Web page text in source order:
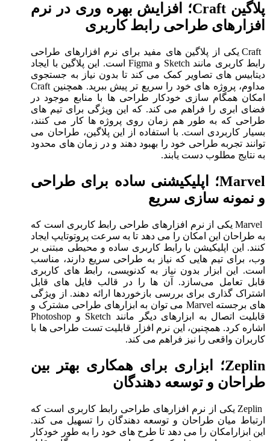
پلاگین Craft؛ افزایش بهره وری در نرم
افزارهای طراحی رابط کاربری
Craft یکی از پلاگین های مفید برای نرم افزارهای طراحی
رابط کاربری مانند Sketch و Figma است. این پلاگین با ایجاد
دیتابیس های تصاویر کمک می کند تا بدون نیاز به جستجوی
مداوم، پروژه های خود را سریع تر پیش ببرید. همچنین Craft
امکان همگام سازی خودکار طراحی ها با منابع موجود در
فضای ابری را فراهم می کند. که این ویژگی برای تیم های
طراحی که به طور هم زمان روی پروژه ها کار می کنند،
بسیار کاربردی است. با استفاده از این پلاگین، طراحان می
توانند تجربه طراحی خود را بهبود دهند و در زمان های محدود
به نتایج مطلوب دست یابند.
Marvel؛ اپلیکیشنی ساده برای طراحی
و نمونه سازی سریع
Marvel یکی از نرم افزارهای طراحی رابط کاربری است که
به طراحان این امکان را می دهد تا به سرعت پروتوتایپ ایجاد
کنند. این اپلیکیشن با رابط کاربری ساده و محیطی مبتنی بر
وب، برای تیم هایی که نیاز به طراحی سریع دارند، مناسب
است. این ابزار بدون نیاز به کدنویسی، رابط های کاربری
قابل تعامل می‌سازد. آن ها را در قالب فایل های قابل
اشتراک گذاری برای بررسی بازخوردها ارائه دهند. از ویژگی
های برجسته Marvel می توان به ابزارهای طراحی مشترک و
قابلیت اتصال به ابزارهای دیگر مانند Sketch و Photoshop
اشاره کرد. همچنین، این نرم افزار قابلیت تست طراحی ها با
کاربران واقعی را نیز فراهم می کند.
Zeplin؛ ابزاری برای همکاری بهتر بین
طراحان و توسعه دهندگان
Zeplin یکی از نرم افزارهای طراحی رابط کاربری است که
ارتباط میان طراحان و توسعه دهندگان را تسهیل می کند.
این ابزارامکان را می دهد تا طرح های خود را به طور خودکار